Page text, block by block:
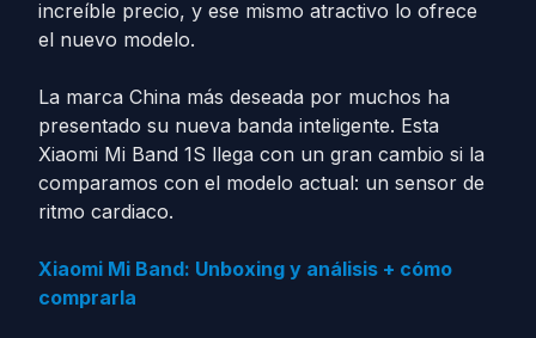
increíble precio, y ese mismo atractivo lo ofrece
el nuevo modelo.
La marca China más deseada por muchos ha
presentado su nueva banda inteligente. Esta
Xiaomi Mi Band 1S llega con un gran cambio si la
comparamos con el modelo actual: un sensor de
ritmo cardiaco.
Xiaomi Mi Band: Unboxing y análisis + cómo
comprarla